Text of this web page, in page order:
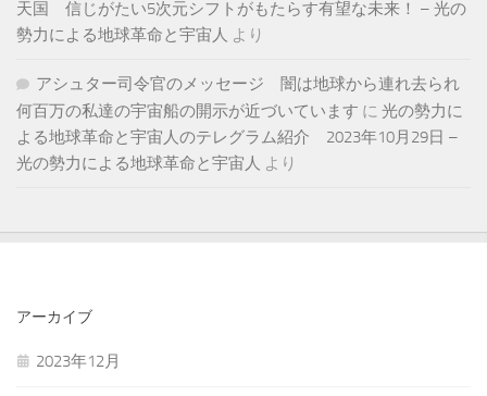
天国 信じがたい5次元シフトがもたらす有望な未来！ – 光の
勢力による地球革命と宇宙人 より
アシュター司令官のメッセージ 闇は地球から連れ去られ
何百万の私達の宇宙船の開示が近づいています に 光の勢力に
よる地球革命と宇宙人のテレグラム紹介 2023年10月29日 –
光の勢力による地球革命と宇宙人 より
アーカイブ
2023年12月